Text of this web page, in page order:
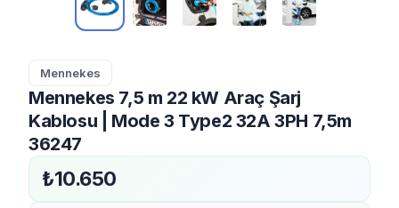
Mennekes
Mennekes 7,5 m 22 kW Araç Şarj
Kablosu | Mode 3 Type2 32A 3PH 7,5m
36247
₺10.650